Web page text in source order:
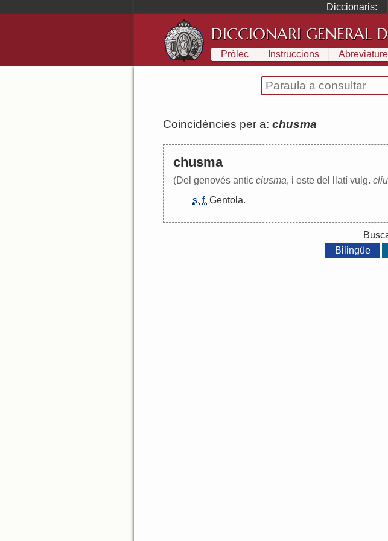
Diccionaris:
DICCIONARI GENERAL
Pròlec Instruccions
Coincidències per a: chusma
chusma
(Del genovés antic ciusma, i este del llatí vulg.
s. f. Gentola.
Bilingüe